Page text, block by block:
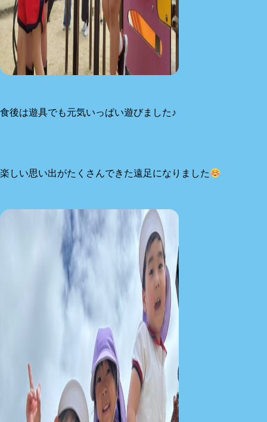
食後は遊具でも元気いっぱい遊びました♪
楽しい思い出がたくさんできた遠足になりました